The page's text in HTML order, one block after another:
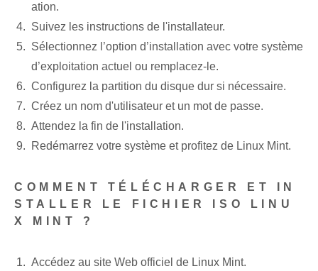
ation.
Suivez les instructions de l'installateur.
Sélectionnez l’option d’installation avec votre système
d’exploitation actuel ou remplacez-le.
Configurez la partition du disque dur si nécessaire.
Créez un nom d'utilisateur et un mot de passe‍.
Attendez la fin de l'installation.
Redémarrez votre système et profitez de Linux Mint.
COMMENT TÉLÉCHARGER ET IN
STALLER LE FICHIER ISO LINU
X MINT ?
Accédez au site Web officiel de Linux Mint.